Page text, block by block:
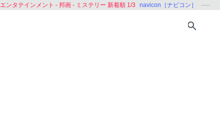
エンタテインメント - 邦画 - ミステリー 新着順 1/3 navicon［ナビコン］